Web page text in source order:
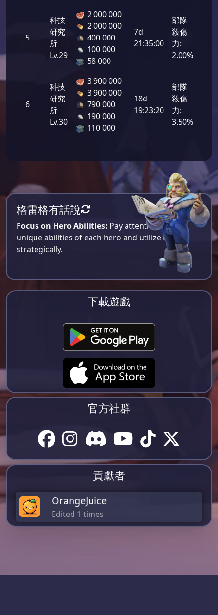
5
科技
研究
所
Lv.29
2 000 000
2 000 000
400 000
100 000
58 000
7d
21:35:00
部隊
殺傷
力:
2.00%
6
科技
研究
所
Lv.30
3 900 000
3 900 000
790 000
190 000
110 000
18d
19:23:20
部隊
殺傷
力:
3.50%
格雷格有話說
Focus on Hero Abilities: Pay attention to the
unique abilities of each hero and utilize them
strategically.
下載遊戲
官方社群
貢獻者
OrangeJuice
Edited 1 times